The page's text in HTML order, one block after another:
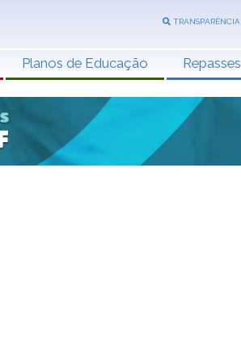
TRANSPARÊNCIA
Planos de Educação Repasses